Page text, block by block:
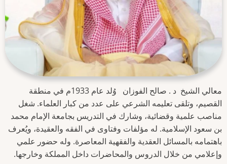
معالي الشيخ د . صالح الفوزان
وُلد عام 1933م في منطقة
القصيم، وتلقى تعليمه الشرعي على عدد من كبار العلماء. شغل
مناصب علمية وقضائية، وشارك في التدريس بجامعة الإمام محمد
بن سعود الإسلامية. له مؤلفات وفتاوى في الفقه والعقيدة، ويُعرف
باهتمامه بالمسائل العقدية والفقهية المعاصرة. وله حضور علمي
وإعلامي من خلال الدروس والمحاضرات داخل المملكة وخارجها.